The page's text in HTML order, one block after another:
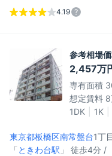
4.19
参考相場
2,457万
専有面積
想定賃料
1DK
1K
東京都板橋区南常盤台1丁
「ときわ台駅 」 徒歩4分 /